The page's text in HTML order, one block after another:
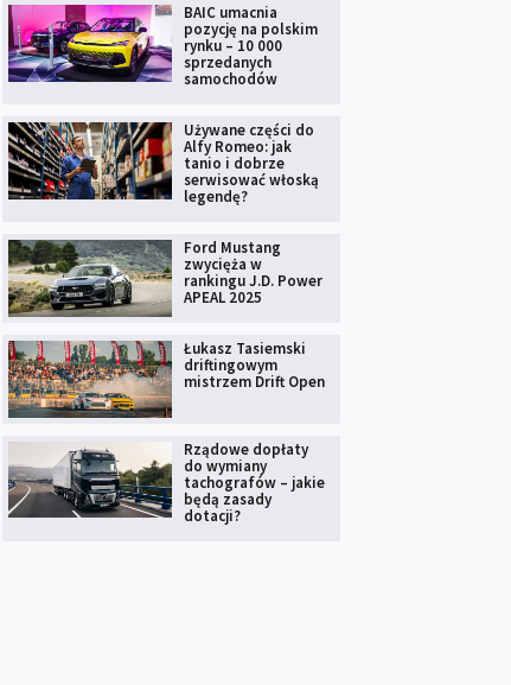
BAIC umacnia
pozycję na polskim
rynku – 10 000
sprzedanych
samochodów
Używane części do
Alfy Romeo: jak
tanio i dobrze
serwisować włoską
legendę?
Ford Mustang
zwycięża w
rankingu J.D. Power
APEAL 2025
Łukasz Tasiemski
driftingowym
mistrzem Drift Open
Rządowe dopłaty
do wymiany
tachografów – jakie
będą zasady
dotacji?